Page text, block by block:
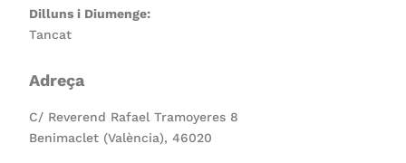
Dilluns i Diumenge:
Tancat
Adreça
C/ Reverend Rafael Tramoyeres 8
Benimaclet (València), 46020